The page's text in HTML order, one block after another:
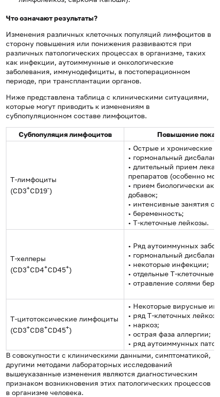
Что означают результаты?
Изменения различных клеточных популяций лимфоцитов в
сторону повышения или понижения развиваются при
различных патологических процессах в организме, таких
как инфекции, аутоиммунные и онкологические
заболевания, иммунодефициты, в постоперационном
периоде, при трансплантации органов.
Ниже представлена таблица с клиническими ситуациями,
которые могут приводить к изменениям в
субпопуляционном составе лимфоцитов.
Субпопуляция лимфоцитов Повышение
T-лимфоциты
(CD3+CD19-)
• Острые и хронические
• гормональный
• длительный прием
препаратов (особенно
• прием биологически
добавок;
• интенсивные занятия
• беременность;
• Т-клеточные лейкозы.
Т-хелперы
(CD3+CD4+CD45+)
• Ряд аутоиммунных
• гормональный
• некоторые инфекции;
• отдельные Т-клеточные
• отравление солями
Т-цитотоксические лимфоциты
(CD3+CD8+CD45+)
• Некоторые вирусные
• ряд Т-клеточных
• наркоз;
• острая фаза аллергии;
• ряд аутоиммунных
В совокупности с клиническими данными, симптоматикой,
другими методами лабораторных исследований
вышеуказанные изменения являются диагностическим
признаком возникновения этих патологических процессов
в организме человека.